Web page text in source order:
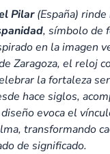
Pilar(España)
, símbolo de
en la imagen
Zaragoza, el reloj
la fortaleza
hace siglos,
evoca el
transformando
de significado.